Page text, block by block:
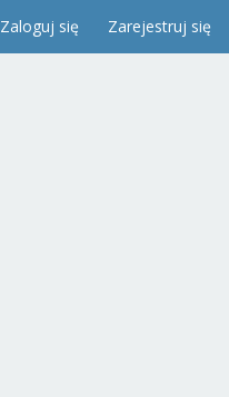
Zaloguj się Zarejestruj się